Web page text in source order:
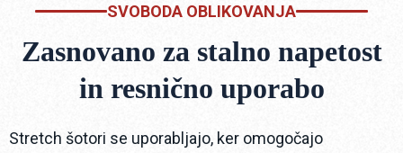
SVOBODA OBLIKOVANJA
Zasnovano za stalno napetost
in resnično uporabo
Stretch šotori se uporabljajo, ker omogočajo